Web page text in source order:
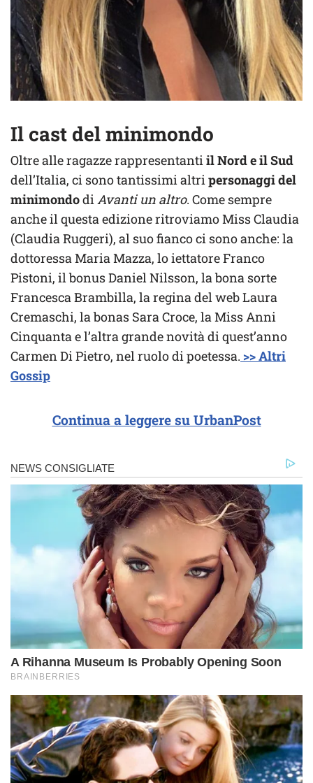
Il cast del minimondo
Oltre alle ragazze rappresentantiil Nord e il Sud
dell’Italia, ci sono tantissimi altripersonaggi del
minimondodiAvanti un altro. Come sempre
anche il questa edizione ritroviamo Miss Claudia
(Claudia Ruggeri), al suo fianco ci sono anche: la
dottoressa Maria Mazza, lo iettatore Franco
Pistoni, il bonus Daniel Nilsson, la bona sorte
Francesca Brambilla, la regina del web Laura
Cremaschi, la bonas Sara Croce, la Miss Anni
Cinquanta e l’altra grande novità di quest’anno
Carmen Di Pietro, nel ruolo di poetessa. >> Altri
Gossip
Continua a leggere su UrbanPost